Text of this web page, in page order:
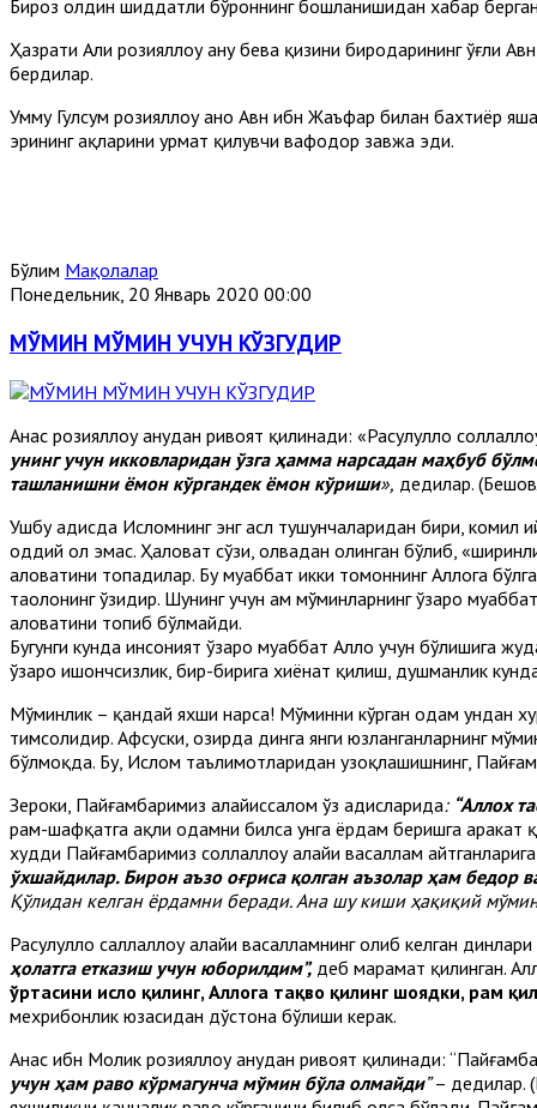
Бироз олдин шиддатли бўроннинг бошланишидан хабар берган
Ҳазрати Али розияллоҳу анҳу бева қизини биродарининг ўғли
бердилар.
Умму Гулсум розияллоҳу анҳо Авн ибн Жаъфар билан бахтиёр
эрининг ҳақларини ҳурмат қилувчи вафодор завжа эди.
Бўлим Мақолалар
Понедельник, 20 Январь 2020 00:00
МЎМИН МЎМИН УЧУН КЎЗГУДИР
Анас розияллоҳу анҳудан ривоят қилинади: «Расулуллоҳ
унинг учун икковларидан ўзга ҳамма нарсадан маҳбуб
ташланишни ёмон кўргандек ёмон кўриши», дедилар.
Ушбу ҳадисда Исломнинг энг асл тушунчаларидан бири, комил
оддий ҳол эмас. Ҳаловат сўзи, ҳолвадан олинган бўлиб,
ҳаловатини топадилар. Бу муҳаббат икки томоннинг Аллоҳга
таолонинг ўзидир. Шунинг учун ҳам мўминларнинг ўзаро
ҳаловатини топиб бўлмайди.
Бугунги кунда инсоният ўзаро муҳаббат Аллоҳ учун бўлишига
ўзаро ишончсизлик, бир-бирига хиёнат қилиш, душманлик
Мўминлик – қандай яхши нарса! Мўминни кўрган одам ундан
тимсолидир. Афсуски, ҳозирда динга янги юзланганларнинг
бўлмоқда. Бу, Ислом таълимотларидан узоқлашишнинг,
Зероки, Пайғамбаримиз алайҳиссалом ўз ҳадисларида: “Аллох
раҳм-шафқатга ҳақли одамни билса унга ёрдам беришга
худди Пайғамбаримиз соллаллоҳу алайҳи васаллам
ўхшайдилар. Бирон аъзо оғриса қолган аъзолар ҳам бедор
Қўлидан келган ёрдамни беради. Ана шу киши ҳақиқий мўмин
Расулуллоҳ саллаллоҳу алайҳи васалламнинг олиб келган
ҳолатга етказиш учун юборилдим”,деб марҳамат қилинган.
ўртасини ислоҳ қилинг, Аллоҳга тақво қилинг шоядки, раҳм
мехрибонлик юзасидан дўстона бўлиши керак.
Анас ибн Молик розияллоҳу анҳудан ривоят қилинади:
учун ҳам раво кўрмагунча мўмин бўла олмайди”– дедилар.